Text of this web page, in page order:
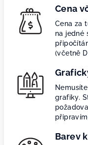
Cena
Cena za
na jedné
(včetně
grafiky.
Barev